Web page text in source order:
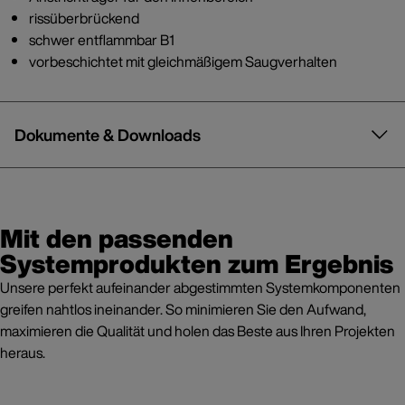
rissüberbrückend
schwer entflammbar B1
vorbeschichtet mit gleichmäßigem Saugverhalten
Dokumente & Downloads
Mit den passenden
Systemprodukten zum Ergebnis
Unsere perfekt aufeinander abgestimmten Systemkomponenten
greifen nahtlos ineinander. So minimieren Sie den Aufwand,
maximieren die Qualität und holen das Beste aus Ihren Projekten
heraus.